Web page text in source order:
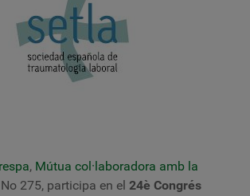
, Mútua col·laboradora amb la
No 275, participa en el 24è Congrés